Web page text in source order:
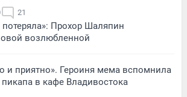
21
Прохор Шаляпин
возлюбленной
и приятно». Героиня мема вспомнила
пикапа в кафе Владивостока